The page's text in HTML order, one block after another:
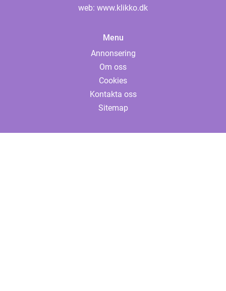
web: www.klikko.dk
Menu
Annonsering
Om oss
Cookies
Kontakta oss
Sitemap